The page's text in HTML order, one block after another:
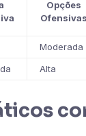
Opções
Ofensivas
Moderada
Alta